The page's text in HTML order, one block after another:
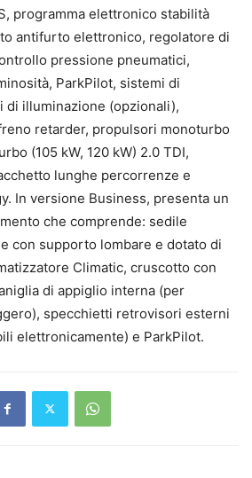
programma elettronico stabilità
antifurto elettronico, regolatore di
pressione pneumatici,
ParkPilot, sistemi di
di illuminazione (opzionali),
retarder, propulsori monoturbo
(105 kW, 120 kW) 2.0 TDI,
lunghe percorrenze e
In versione Business, presenta un
che comprende: sedile
con supporto lombare e dotato di
Climatic, cruscotto con
di appiglio interna (per
specchietti retrovisori esterni
elettronicamente) e ParkPilot.